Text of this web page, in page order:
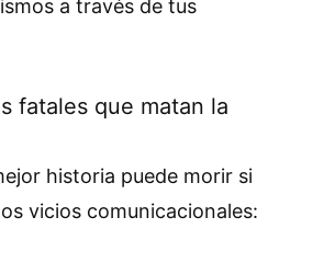
a través de tus
fatales que matan la
historia puede morir si
vicios comunicacionales: